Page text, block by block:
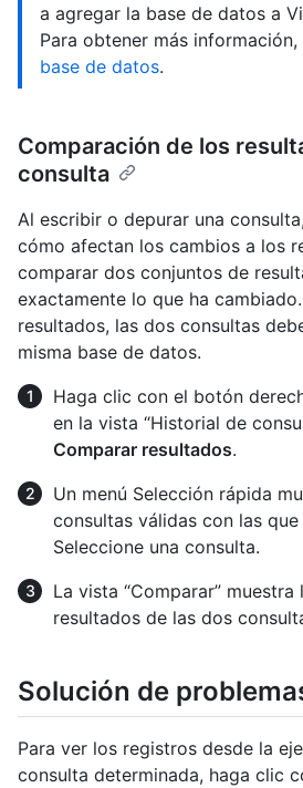
a agregar la base de datos a
Para obtener más información,
base de datos.
Comparación de los
consulta
Al escribir o depurar una
cómo afectan los cambios a los
comparar dos conjuntos de
exactamente lo que ha
resultados, las dos consultas
misma base de datos.
Haga clic con el botón
en la vista “Historial de
Comparar resultados.
Un menú Selección rápida
consultas válidas con las que
Seleccione una consulta.
La vista “Comparar”
resultados de las dos
Solución de
Para ver los registros desde la
consulta determinada, haga clic